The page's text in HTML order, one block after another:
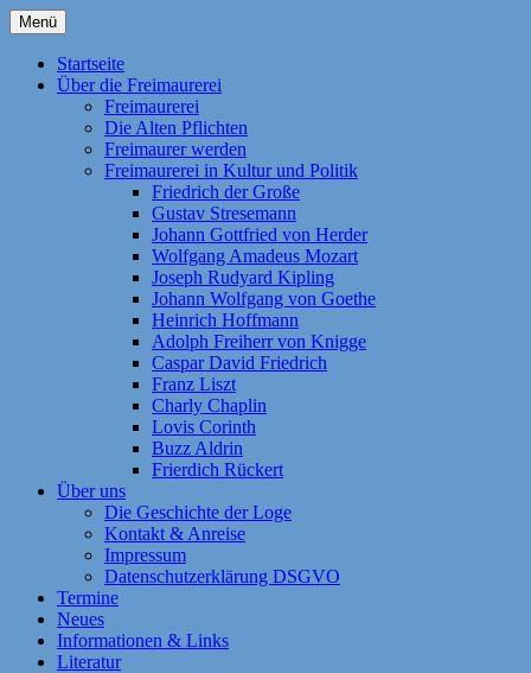
Zum
Inhalt
springen
Freimaurerloge Aufwärts zum
Licht i.O. Frankfurt am Main
zum Licht" e. V. Nr. 741 im Orient
Frankfurt am Main. Eine Tochterloge der
Großen National-Mutterloge "Zu den drei
Weltkugeln". Themen: Freimaurerei | Die
Geschichte der Loge | Freimaurer werden
| Fragen und Antworten | Die Alten
Pflichten | Kontakt | Anreise | Als Kind der
Aufklärung strebt die Freimaurerei noch
heute nach den Idealen „Freiheit,
Gleichheit, Brüderlichkeit, Toleranz und
Humanität“!
Menü
Startseite
Über die Freimaurerei
Freimaurerei
Die Alten Pflichten
Freimaurer werden
Freimaurerei in Kultur und Politik
Friedrich der Große
Gustav Stresemann
Johann Gottfried von Herder
Wolfgang Amadeus Mozart
Joseph Rudyard Kipling
Johann Wolfgang von Goethe
Heinrich Hoffmann
Adolph Freiherr von Knigge
Caspar David Friedrich
Franz Liszt
Charly Chaplin
Lovis Corinth
Buzz Aldrin
Frierdich Rückert
Über uns
Die Geschichte der Loge
Kontakt & Anreise
Impressum
Datenschutzerklärung DSGVO
Termine
Neues
Informationen & Links
Literatur